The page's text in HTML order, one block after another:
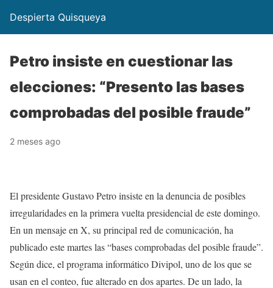
Despierta Quisqueya
Petro insiste en cuestionar las
elecciones: “Presento las bases
comprobadas del posible fraude”
2 meses ago
El presidente Gustavo Petro insiste en la denuncia de posibles
irregularidades en la primera vuelta presidencial de este domingo.
En un mensaje en X, su principal red de comunicación, ha
publicado este martes las “bases comprobadas del posible fraude”.
Según dice, el programa informático Divipol, uno de los que se
usan en el conteo, fue alterado en dos apartes. De un lado, la